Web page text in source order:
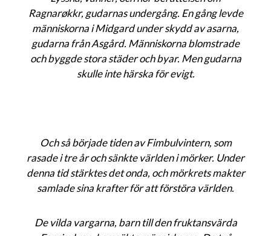
Ragnarøkkr, gudarnas undergång. En gång levde
människorna i Midgard under skydd av asarna,
gudarna från Asgård. Människorna blomstrade
och byggde stora städer och byar. Men gudarna
skulle inte härska för evigt.
Och så började tiden av Fimbulvintern, som
rasade i tre år och sänkte världen i mörker. Under
denna tid stärktes det onda, och mörkrets makter
samlade sina krafter för att förstöra världen.
De vilda vargarna, barn till den fruktansvärda